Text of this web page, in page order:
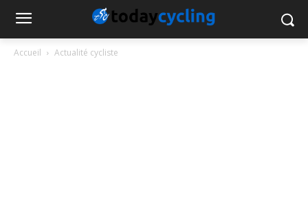
Accueil Actualité cycliste